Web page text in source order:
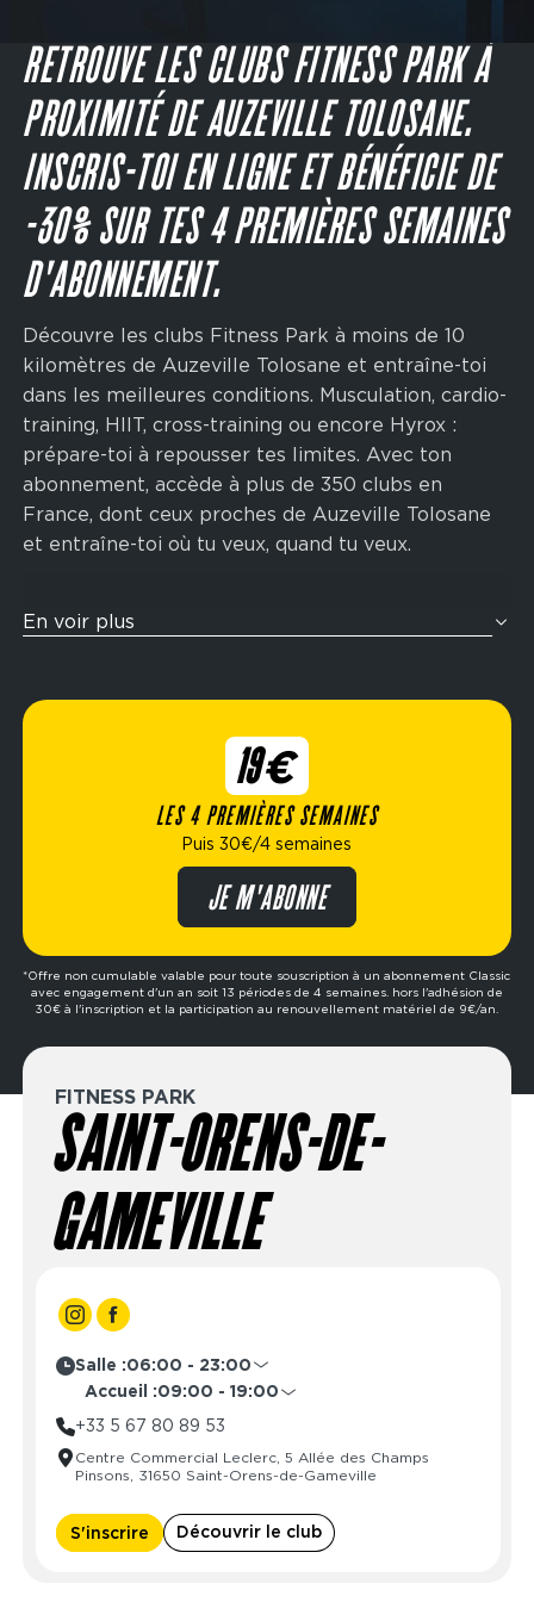
CTA
JE M'INSCRIS
RETROUVE LES CLUBS FITNESS PARK À
PROXIMITÉ DE AUZEVILLE TOLOSANE.
INSCRIS-TOI EN LIGNE ET BÉNÉFICIE DE
-30% SUR TES 4 PREMIÈRES SEMAINES
D'ABONNEMENT.
Découvre les clubs Fitness Park à moins de 10
kilomètres de Auzeville Tolosane et entraîne-toi
dans les meilleures conditions. Musculation, cardio-
training, HIIT, cross-training ou encore Hyrox :
prépare-toi à repousser tes limites. Avec ton
abonnement, accède à plus de 350 clubs en
France, dont ceux proches de Auzeville Tolosane
et entraîne-toi où tu veux, quand tu veux.
En voir plus
Tu veux t’entraîner comme un athlète ? Nos zones
cross-training sont pensées pour te challenger
la compétition Hyrox : rameur, wall balls, sled
push, ski-erg et bien plus encore. Idéal pour
améliorer ton endurance, ta force et ta condition
Élue meilleure marque de fitness de l’année,
Fitness Park propose des formules flexibles
adaptées à ton mode de vie : abonnement dès
19€/4 semaines, options avec ou sans engagement,
formule premium, etc. Prêt à passer à l’action ?
Réserve ta séance d’essai gratuite dans le club de
19€
LES 4 PREMIÈRES SEMAINES
Puis 30€/4 semaines
JE M'ABONNE
*Offre non cumulable valable pour toute souscription à un abonnement Classic
avec engagement d'un an soit 13 périodes de 4 semaines. hors l'adhésion de
30€ à l'inscription et la participation au renouvellement matériel de 9€/an.
FITNESS PARK
SAINT-ORENS-DE-
GAMEVILLE
Salle :06:00 - 23:00
Lundi
06:00 - 23:00
Mardi
06:00 - 23:00
Jeudi
06:00 - 23:00
Samedi
06:00 - 23:00
Dimanche 06:00 - 23:00
Accueil :09:00 - 19:00
Lundi
Mercredi
08:30 - 21:30
Vendredi
08:30 - 21:30
Samedi
09:00 - 19:00
+33 5 67 80 89 53
Centre Commercial Leclerc, 5 Allée des Champs
Pinsons, 31650 Saint-Orens-de-Gameville
S'inscrire Découvrir le club